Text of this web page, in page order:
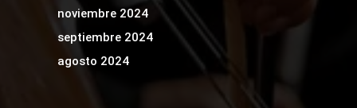
noviembre 2024
septiembre 2024
agosto 2024